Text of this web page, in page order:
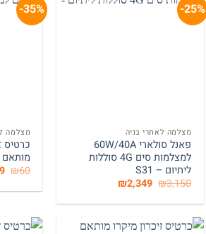
25%-
מצלמה לאתרי בניה
פאנל סולארי 60W/40A
למצלמות סים 4G סוללות
ליתיום – S31
₪3,150 המחיר
המקורי
היה:
₪2,349
הוא:
35%-
מצלמה
מותאם
₪60